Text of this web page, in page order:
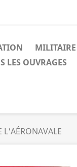
MILITAIRE
LES OUVRAGES
L'AÉRONAVALE